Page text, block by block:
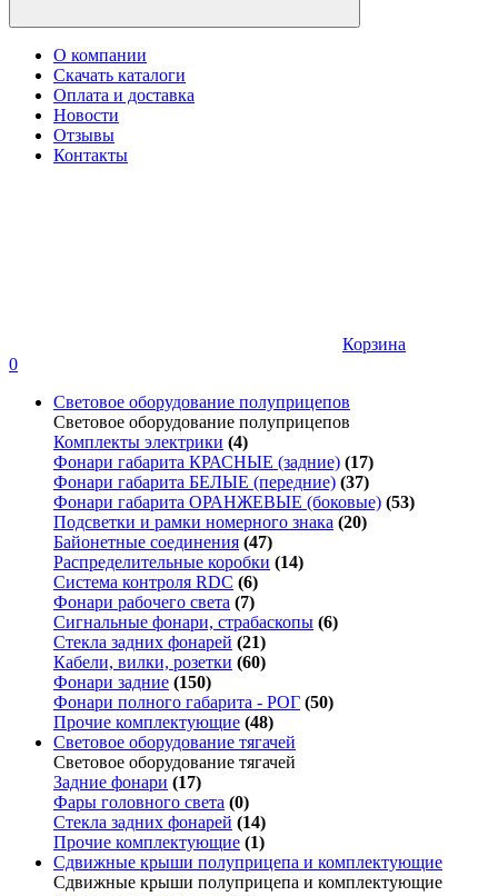
О компании
Скачать каталоги
Оплата и доставка
Новости
Отзывы
Контакты
Корзина
0
Световое оборудование полуприцепов
Световое оборудование полуприцепов
Комплекты электрики (4)
Фонари габарита КРАСНЫЕ (задние) (17)
Фонари габарита БЕЛЫЕ (передние) (37)
Фонари габарита ОРАНЖЕВЫЕ (боковые) (53)
Подсветки и рамки номерного знака (20)
Байонетные соединения (47)
Распределительные коробки (14)
Система контроля RDC (6)
Фонари рабочего света (7)
Сигнальные фонари, страбаскопы (6)
Стекла задних фонарей (21)
Кабели, вилки, розетки (60)
Фонари задние (150)
Фонари полного габарита - РОГ (50)
Прочие комплектующие (48)
Световое оборудование тягачей
Световое оборудование тягачей
Задние фонари (17)
Фары головного света (0)
Стекла задних фонарей (14)
Прочие комплектующие (1)
Сдвижные крыши полуприцепа и комплектующие
Сдвижные крыши полуприцепа и комплектующие